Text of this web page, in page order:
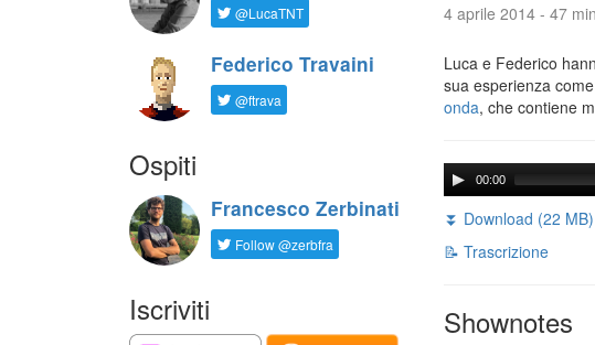
@LucaTNT
Federico Travaini
@ftrava
Ospiti
Francesco Zerbinati
Follow @zerbfra
Iscriviti
4 aprile 2014 - 47
Luca e Federico
sua esperienza
onda, che contiene
00:00
⏬ Download (22 MB)
📝 Trascrizione
Shownotes